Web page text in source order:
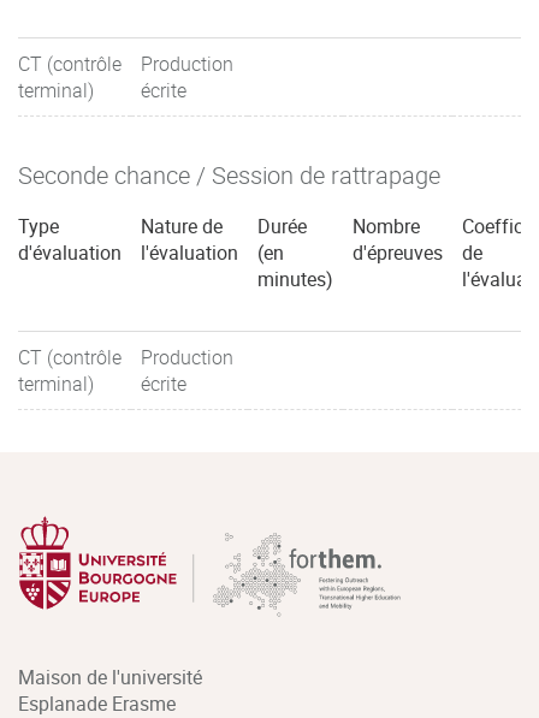
CT (contrôle
terminal)
Production
écrite
Seconde chance / Session de rattrapage
Type
d'évaluation
Nature de
l'évaluation
Durée
(en
minutes)
Nombre
d'épreuves
de
CT (contrôle
terminal)
Production
écrite
Maison de l'université
Esplanade Erasme